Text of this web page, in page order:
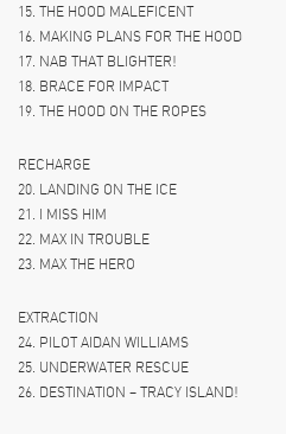
15. THE HOOD MALEFICENT
16. MAKING PLANS FOR THE HOOD
17. NAB THAT BLIGHTER!
18. BRACE FOR IMPACT
19. THE HOOD ON THE ROPES
RECHARGE
20. LANDING ON THE ICE
21. I MISS HIM
22. MAX IN TROUBLE
23. MAX THE HERO
EXTRACTION
24. PILOT AIDAN WILLIAMS
25. UNDERWATER RESCUE
26. DESTINATION – TRACY ISLAND!